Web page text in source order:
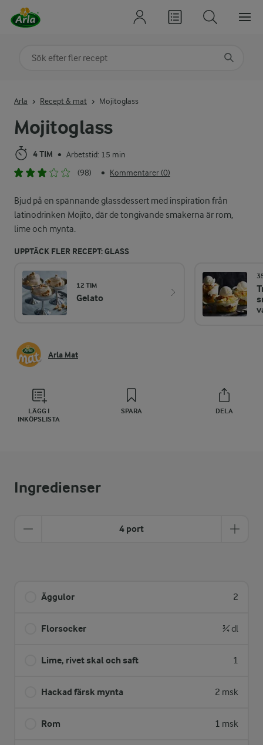
Mojitoglass
4 TIM • Arbetstid: 15 min
(98)
• Kommentarer (0)
Bjud på en spännande glassdessert med inspiration från
latinodrinken Mojito, där de tongivande smakerna är rom,
lime och mynta.
UPPTÄCK FLER RECEPT: GLASS
12 TIM
Gelato
Arla Mat
LÄGG I
INKÖPSLISTA
SPARA DELA
Arla Recept & mat Mojitoglass
Ingredienser
4 port
Äggulor 2
Florsocker ¾ dl
Lime, rivet skal och saft 1
Hackad färsk mynta 2 msk
Rom 1 msk
Sök på kategori eller ingrediens